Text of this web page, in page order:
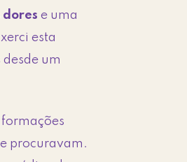
dores e uma
esta
um
procuravam.